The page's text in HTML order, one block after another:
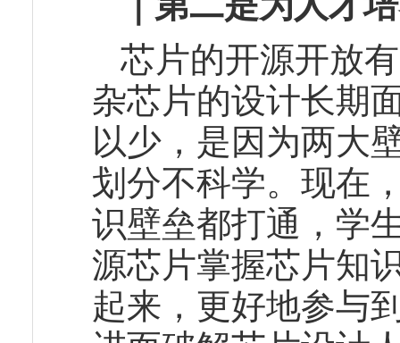
芯片的开源开放
杂芯片的设计长期
以少，是因为两大
划分不科学。现在
识壁垒都打通，学
源芯片掌握芯片知
起来，更好地参与